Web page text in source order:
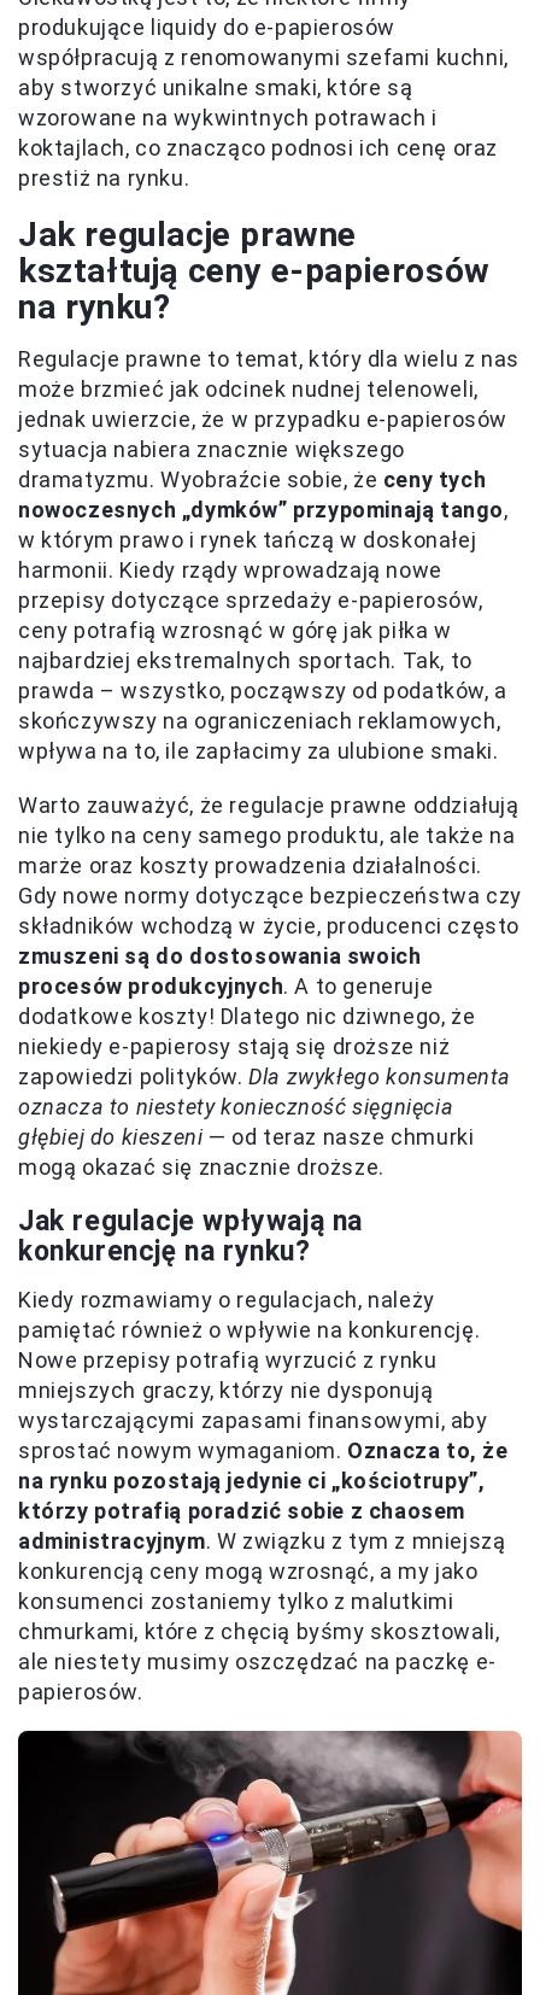
produkujące liquidy do e-papierosów
współpracują z renomowanymi szefami kuchni,
aby stworzyć unikalne smaki, które są
wzorowane na wykwintnych potrawach i
koktajlach, co znacząco podnosi ich cenę oraz
prestiż na rynku.
Jak regulacje prawne
kształtują ceny e-papierosów
na rynku?
Regulacje prawne to temat, który dla wielu z nas
może brzmieć jak odcinek nudnej telenoweli,
jednak uwierzcie, że w przypadku e-papierosów
sytuacja nabiera znacznie większego
dramatyzmu. Wyobraźcie sobie, że ceny tych
nowoczesnych „dymków” przypominają tango,
w którym prawo i rynek tańczą w doskonałej
harmonii. Kiedy rządy wprowadzają nowe
przepisy dotyczące sprzedaży e-papierosów,
ceny potrafią wzrosnąć w górę jak piłka w
najbardziej ekstremalnych sportach. Tak, to
prawda – wszystko, począwszy od podatków, a
skończywszy na ograniczeniach reklamowych,
wpływa na to, ile zapłacimy za ulubione smaki.
Warto zauważyć, że regulacje prawne oddziałują
nie tylko na ceny samego produktu, ale także na
marże oraz koszty prowadzenia działalności.
Gdy nowe normy dotyczące bezpieczeństwa czy
składników wchodzą w życie, producenci często
zmuszeni są do dostosowania swoich
procesów produkcyjnych. A to generuje
dodatkowe koszty! Dlatego nic dziwnego, że
niekiedy e-papierosy stają się droższe niż
zapowiedzi polityków.Dla zwykłego konsumenta
oznacza to niestety konieczność sięgnięcia
głębiej do kieszeni— od teraz nasze chmurki
mogą okazać się znacznie droższe.
Jak regulacje wpływają na
konkurencję na rynku?
Kiedy rozmawiamy o regulacjach, należy
pamiętać również o wpływie na konkurencję.
Nowe przepisy potrafią wyrzucić z rynku
mniejszych graczy, którzy nie dysponują
wystarczającymi zapasami finansowymi, aby
sprostać nowym wymaganiom. Oznacza to, że
na rynku pozostają jedynie ci „kościotrupy”,
którzy potrafią poradzić sobie z chaosem
administracyjnym. W związku z tym z mniejszą
konkurencją ceny mogą wzrosnąć, a my jako
konsumenci zostaniemy tylko z malutkimi
chmurkami, które z chęcią byśmy skosztowali,
ale niestety musimy oszczędzać na paczkę e-
papierosów.